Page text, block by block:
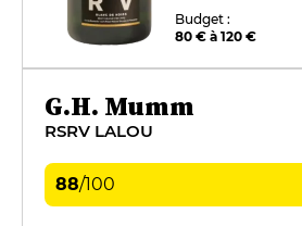
Budget :
80 € à 120 €
G.H. Mumm
RSRV LALOU
88/100